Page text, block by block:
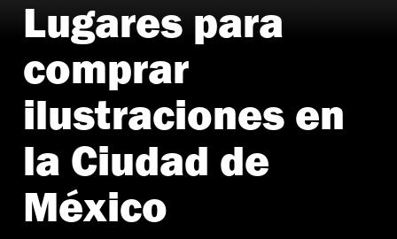
Foto: Time Out México
Lugares para
comprar
ilustraciones en
la Ciudad de
México